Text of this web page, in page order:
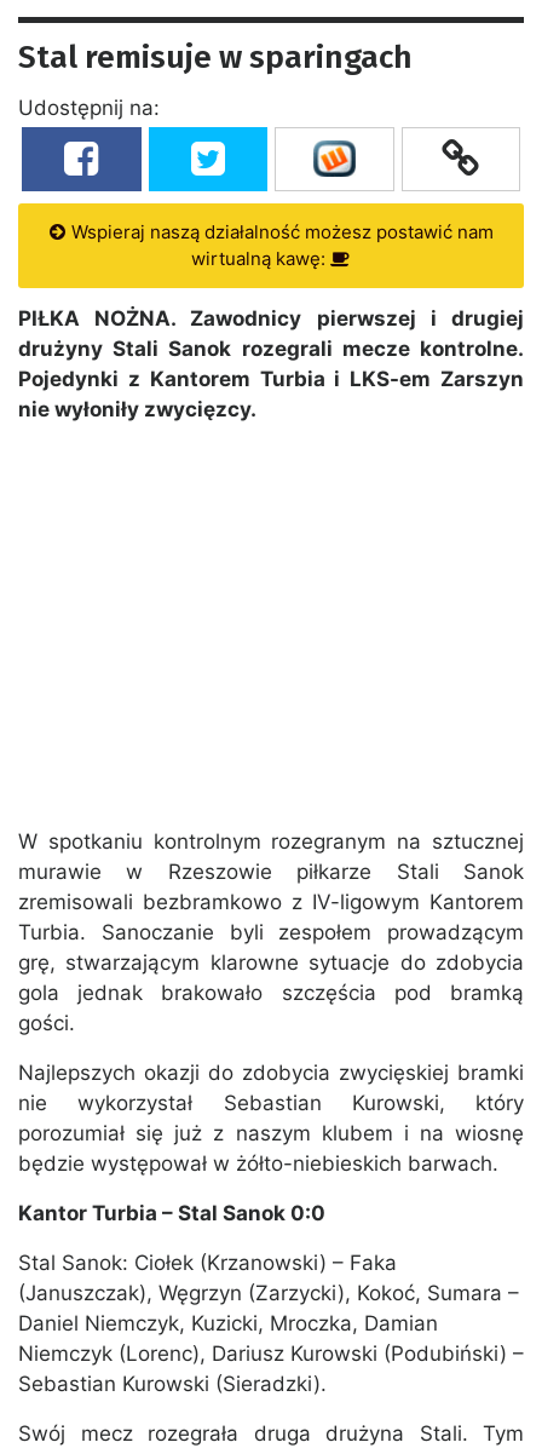
Stal remisuje w sparingach
Udostępnij na:
Wspieraj naszą działalność możesz postawić nam
wirtualną kawę:
PIŁKA NOŻNA. Zawodnicy pierwszej i drugiej
drużyny Stali Sanok rozegrali mecze kontrolne.
Pojedynki z Kantorem Turbia i LKS-em Zarszyn
nie wyłoniły zwycięzcy.
W spotkaniu kontrolnym rozegranym na sztucznej
murawie w Rzeszowie piłkarze Stali Sanok
zremisowali bezbramkowo z IV-ligowym Kantorem
Turbia. Sanoczanie byli zespołem prowadzącym
grę, stwarzającym klarowne sytuacje do zdobycia
gola jednak brakowało szczęścia pod bramką
gości.
Najlepszych okazji do zdobycia zwycięskiej bramki
nie wykorzystał Sebastian Kurowski, który
porozumiał się już z naszym klubem i na wiosnę
będzie występował w żółto-niebieskich barwach.
Kantor Turbia – Stal Sanok 0:0
Stal Sanok: Ciołek (Krzanowski) – Faka
(Januszczak), Węgrzyn (Zarzycki), Kokoć, Sumara –
Daniel Niemczyk, Kuzicki, Mroczka, Damian
Niemczyk (Lorenc), Dariusz Kurowski (Podubiński) –
Sebastian Kurowski (Sieradzki).
Swój mecz rozegrała druga drużyna Stali. Tym